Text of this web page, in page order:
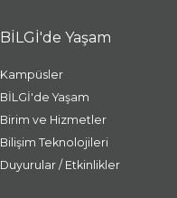
BİLGİ'de Yaşam
Kampüsler
BİLGİ'de Yaşam
Birim ve Hizmetler
Bilişim Teknolojileri
Duyurular / Etkinlikler